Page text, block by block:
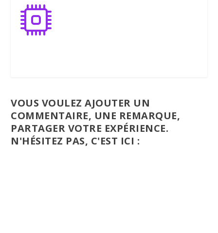
VOUS VOULEZ AJOUTER UN
COMMENTAIRE, UNE REMARQUE,
PARTAGER VOTRE EXPÉRIENCE.
N'HÉSITEZ PAS, C'EST ICI :